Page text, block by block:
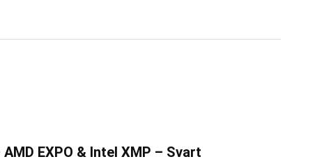
EXPO & Intel XMP – Svart